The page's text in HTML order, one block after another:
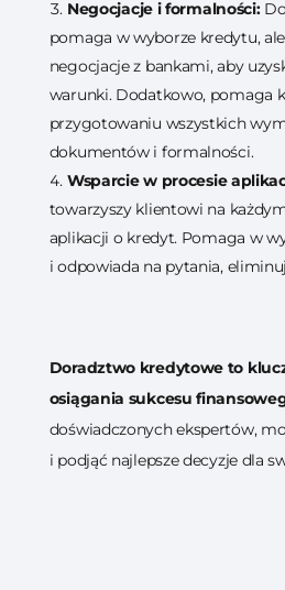
Negocjacje i formalności:
pomaga w wyborze kredytu,
negocjacje z bankami, aby
warunki. Dodatkowo, pomaga
przygotowaniu wszystkich
dokumentów i formalności.
Wsparcie w procesie
towarzyszy klientowi na
aplikacji o kredyt. Pomaga w
i odpowiada na pytania,
Doradztwo kredytowe to
osiągania sukcesu
doświadczonych ekspertów,
i podjąć najlepsze decyzje dla